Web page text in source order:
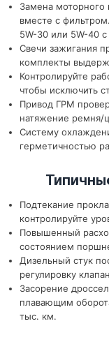
Замена моторного
вместе с
5W-30 или 5W-40
Свечи зажигания
комплекты
Контролируйте
чтобы исключить
Привод ГРМ
натяжение ремня/
Систему
герметичностью
Подтекание
контролируйте
Повышенный
состоянием
Дизельный стук
регулировку
Засорение
плавающим
тыс. км.